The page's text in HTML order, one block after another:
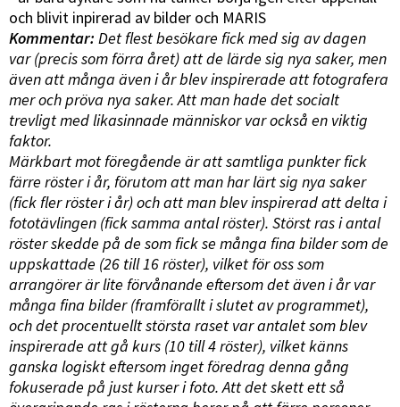
och blivit inpirerad av bilder och MARIS
Kommentar: Det flest besökare fick med sig av dagen
var (precis som förra året) att de lärde sig nya saker, men
även att många även i år blev inspirerade att fotografera
mer och pröva nya saker. Att man hade det socialt
trevligt med likasinnade människor var också en viktig
faktor.
Märkbart mot föregående är att samtliga punkter fick
färre röster i år, förutom att man har lärt sig nya saker
(fick fler röster i år) och att man blev inspirerad att delta i
fototävlingen (fick samma antal röster). Störst ras i antal
röster skedde på de som fick se många fina bilder som de
uppskattade (26 till 16 röster), vilket för oss som
arrangörer är lite förvånande eftersom det även i år var
många fina bilder (framförallt i slutet av programmet),
och det procentuellt största raset var antalet som blev
inspirerade att gå kurs (10 till 4 röster), vilket känns
ganska logiskt eftersom inget föredrag denna gång
fokuserade på just kurser i foto. Att det skett ett så